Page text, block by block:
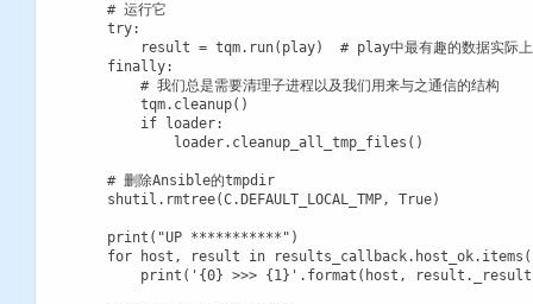
# 运行它
try:
result = tqm.run(play)  # play中最有趣的数据实际上已
finally:
# 我们总是需要清理子进程以及我们用来与之通信的结构
tqm.cleanup()
if loader:
loader.cleanup_all_tmp_files()
# 删除Ansible的tmpdir
shutil.rmtree(C.DEFAULT_LOCAL_TMP, True)
print("UP ***********")
for host, result in
print('{0} >>> {1}'.format(host,